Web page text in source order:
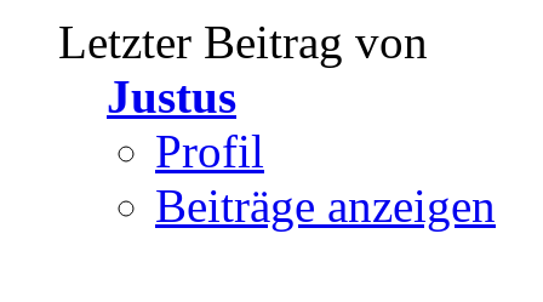
Letzter Beitrag von
Justus
Profil
Beiträge anzeigen